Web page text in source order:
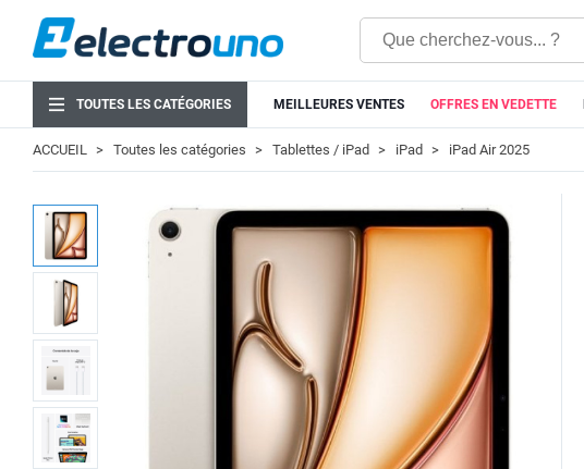
TOUTES LES CATÉGORIES MEILLEURES VENTES OFFRES EN VEDETTE
ACCUEIL Toutes les catégories Tablettes / iPad iPad iPad Air 2025